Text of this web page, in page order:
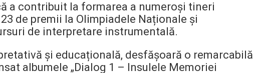
a contribuit la formarea a numeroși tineri
de premii la Olimpiadele Naționale și
de interpretare instrumentală.
și educațională, desfășoară o remarcabilă
albumele „Dialog 1 – Insulele Memoriei